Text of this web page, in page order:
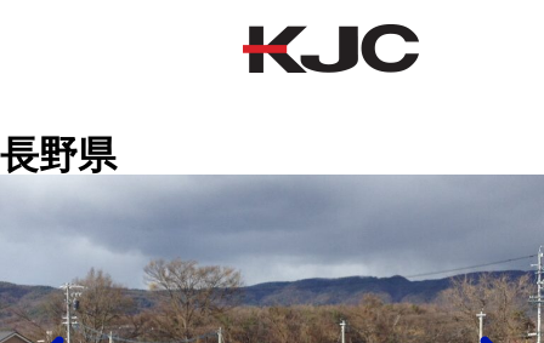
長野県